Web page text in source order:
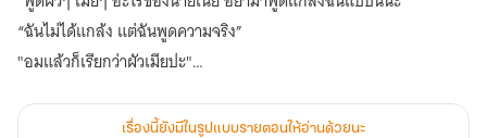
“ฉันไม่ได้แกล้ง แต่ฉันพูดความจริง”
"อมแล้วก็เรียกว่าผัวเมียปะ"
นิยายซีรีย์เซ็ทที่ 2
เรื่องนี้ยังมีในรูปแบบรายตอนให้อ่านด้วยนะ